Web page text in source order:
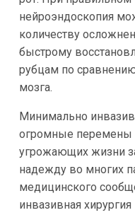
нейроэндоскопия
количеству
быстрому
рубцам по
мозга.
Минимально
огромные перемены
угрожающих жизни
надежду во многих
медицинского
инвазивная